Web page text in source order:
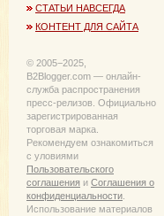
СТАТЬИ НАВСЕГДА
КОНТЕНТ ДЛЯ САЙТА
© 2005−2025,
B2Blogger.com — онлайн-
служба распространения
пресс-релизов. Официально
зарегистрированная
торговая марка.
Рекомендуем ознакомиться
с уловиями
Пользовательского
соглашения и Соглашения о
конфиденциальности
Использование материалов